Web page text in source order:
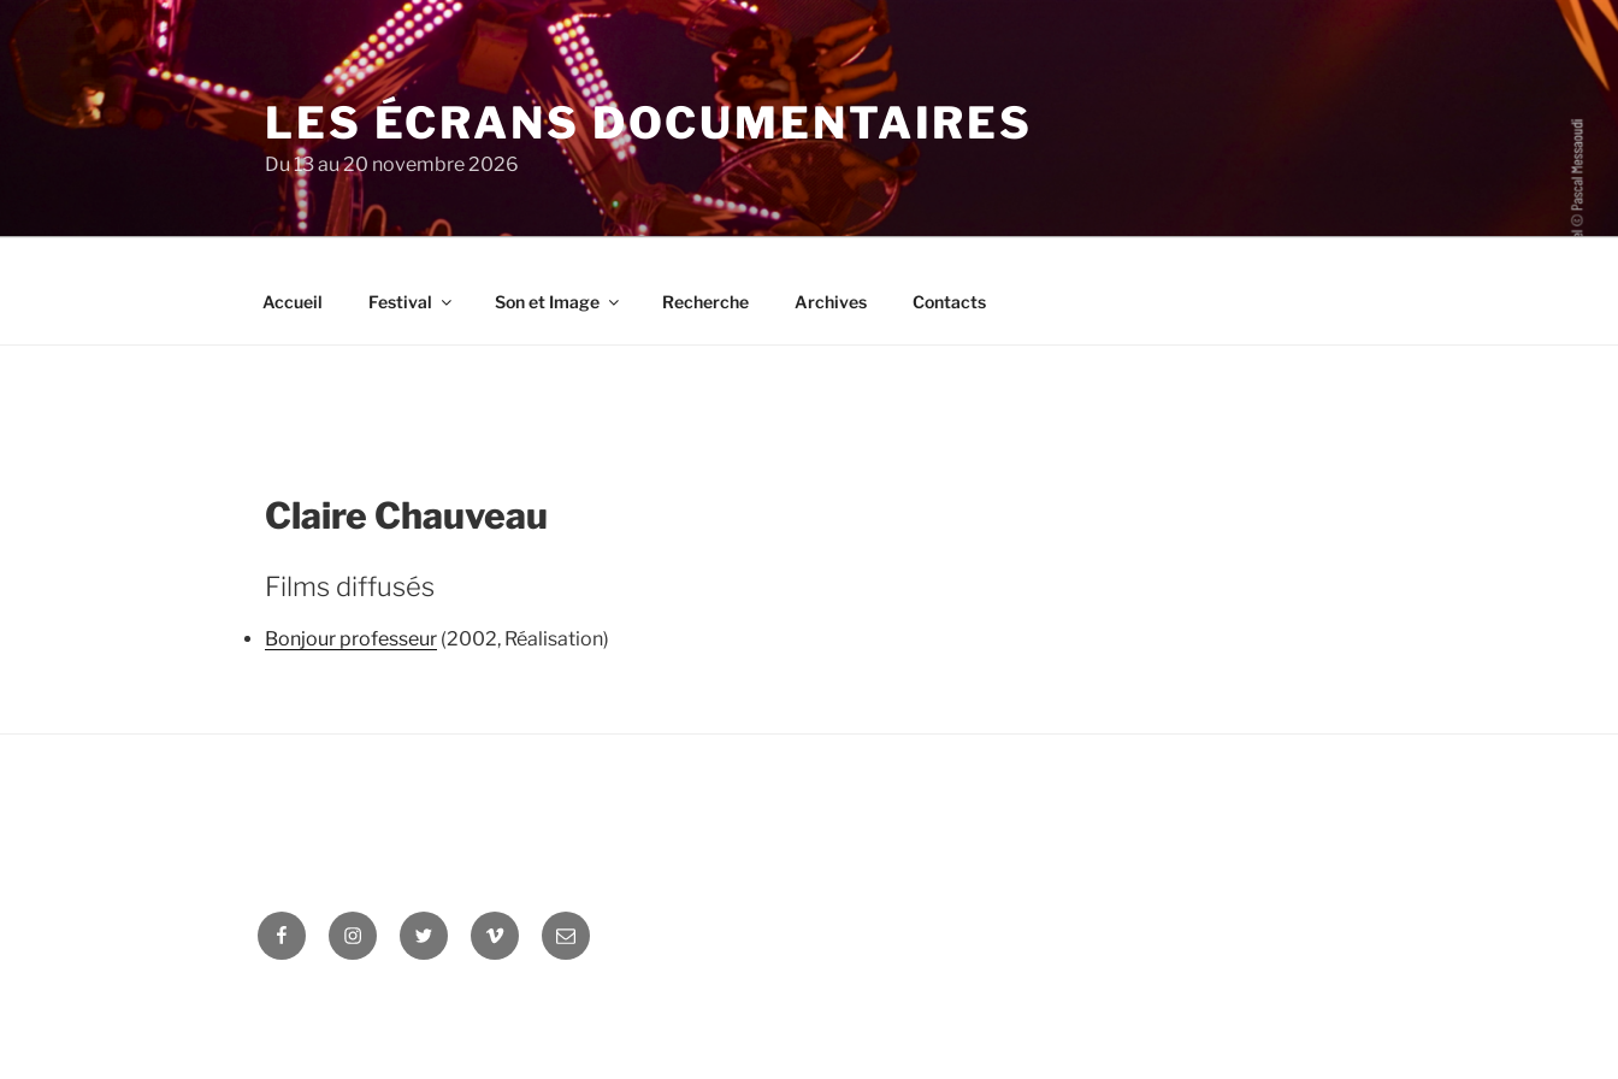
au
contenu
principal
LES ÉCRANS DOCUMENTAIRES
Du 13 au 20 novembre 2026
Accueil Festival Son et Image Recherche Archives Contacts
Claire Chauveau
Films diffusés
Bonjour professeur (2002, Réalisation)
FacebookInstagramTwitter Vimeo Newsletter